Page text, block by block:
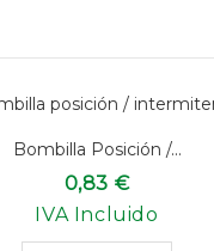
Bombilla Posición /...
0,83 €
IVA Incluido